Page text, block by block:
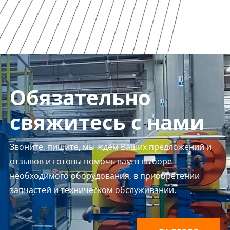
Обязательно
свяжитесь с нами
Звоните, пишите, мы ждем Ваших предложений и
отзывов и готовы помочь вам в выборе
необходимого оборудования, в приобретении
запчастей и техническом обслуживании.